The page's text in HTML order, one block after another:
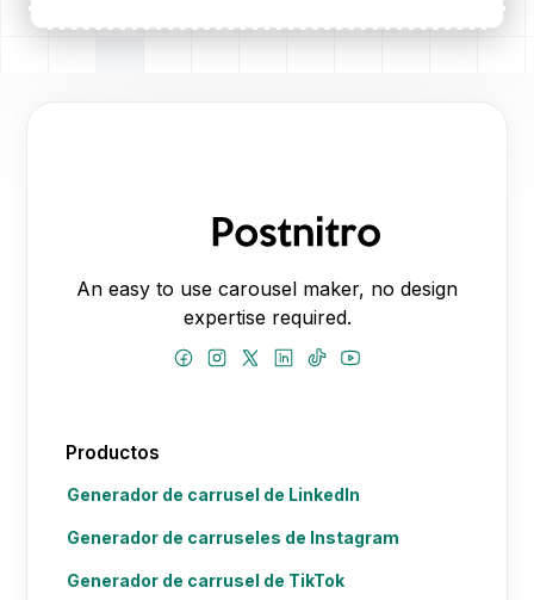
An easy to use carousel maker, no design
expertise required.
Productos
Generador de carrusel de LinkedIn
Generador de carruseles de Instagram
Generador de carrusel de TikTok